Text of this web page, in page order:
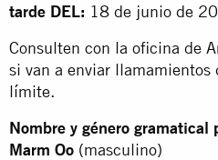
tarde DEL: 18 de junio de
Consulten con la oficina de
si van a enviar llamamientos
límite.
Nombre y género gramatical
Marm Oo (masculino)